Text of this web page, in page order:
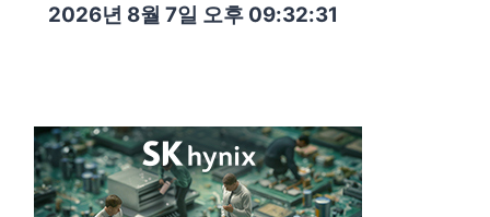
2026년 8월 7일 오후 09:32:32